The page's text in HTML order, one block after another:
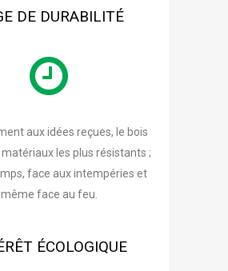
DE DURABILITÉ
aux idées reçues, le bois
les plus résistants ;
face aux intempéries et
même face au feu.
ÉCOLOGIQUE